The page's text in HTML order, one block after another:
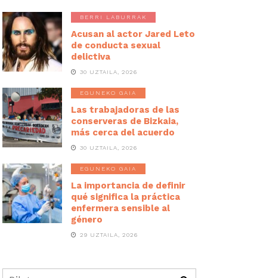
BERRI LABURRAK
Acusan al actor Jared Leto
de conducta sexual
delictiva
30 UZTAILA, 2026
EGUNEKO GAIA
Las trabajadoras de las
conserveras de Bizkaia,
más cerca del acuerdo
30 UZTAILA, 2026
EGUNEKO GAIA
La importancia de definir
qué significa la práctica
enfermera sensible al
género
29 UZTAILA, 2026